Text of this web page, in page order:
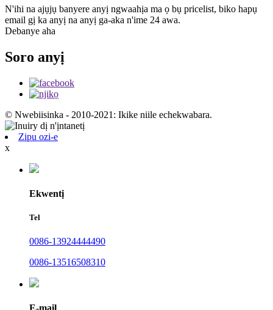
N'ihi na ajụjụ banyere anyị ngwaahịa ma ọ bụ pricelist, biko hapụ
email gị ka anyị na anyị ga-aka n'ime 24 awa.
Debanye aha
Soro anyị
© Nwebiisinka - 2010-2021: Ikike niile echekwabara.
Zipu ozi-e
x
Ekwentị
Tel
0086-13924444490
0086-13516508310